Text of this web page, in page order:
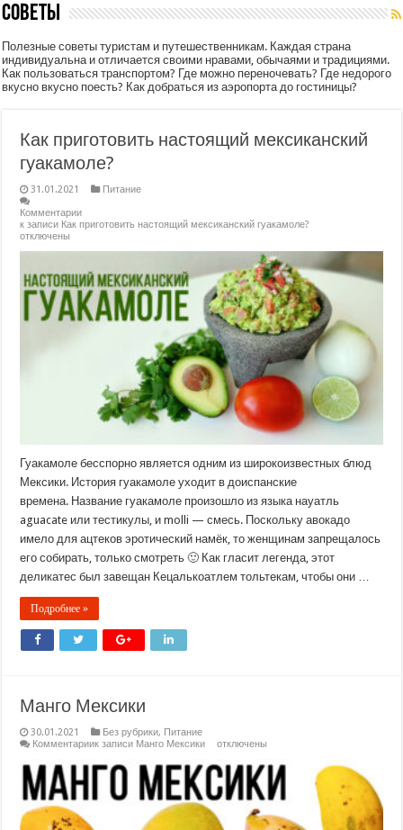
Советы
Полезные советы туристам и путешественникам. Каждая страна
индивидуальна и отличается своими нравами, обычаями и традициями.
Как пользоваться транспортом? Где можно переночевать? Где недорого
вкусно вкусно поесть? Как добраться из аэропорта до гостиницы?
Как приготовить настоящий мексиканский
гуакамоле?
31.01.2021
Питание
Комментарии
к записи Как приготовить настоящий мексиканский гуакамоле?
отключены
Гуакамоле бесспорно является одним из широкоизвестных блюд
Мексики. История гуакамоле уходит в доиспанские
времена. Название гуакамоле произошло из языка науатль
aguacate или тестикулы, и molli — смесь. Поскольку авокадо
имело для ацтеков эротический намёк, то женщинам запрещалось
его собирать, только смотреть 🙂 Как гласит легенда, этот
деликатес был завещан Кецалькоатлем тольтекам, чтобы они …
Подробнее »
Манго Мексики
30.01.2021 Без рубрики, Питание
Комментариик записи Манго Мексики отключены